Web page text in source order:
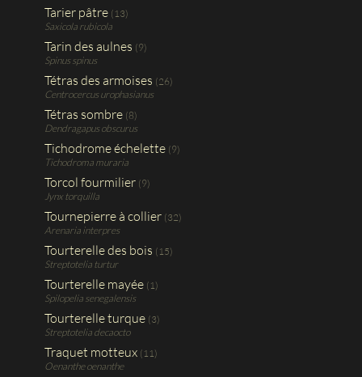
Tarier pâtre (13)
Saxicola rubicola
Tarin des aulnes (9)
Spinus spinus
Tétras des armoises (26)
Centrocercus urophasianus
Tétras sombre (8)
Dendragapus obscurus
Tichodrome échelette (9)
Tichodroma muraria
Torcol fourmilier (9)
Jynx torquilla
Tournepierre à collier (32)
Arenaria interpres
Tourterelle des bois (15)
Streptotelia turtur
Tourterelle mayée (1)
Spilopelia senegalensis
Tourterelle turque (3)
Streptotelia decaocto
Traquet motteux (11)
Oenanthe oenanthe